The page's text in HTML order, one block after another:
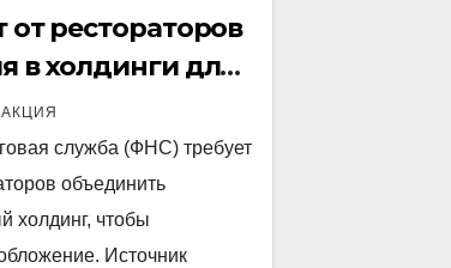
рестораторов
в холдинги для
служба (ФНС) требует
объединить
холдинг, чтобы
Источник